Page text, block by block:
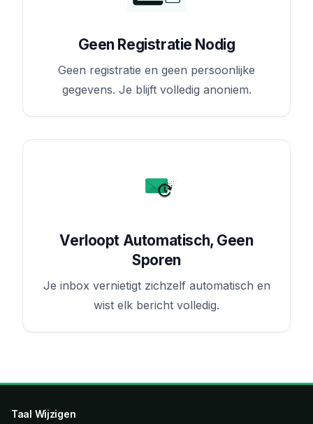
Geen Registratie Nodig
Geen registratie en geen persoonlijke
gegevens. Je blijft volledig anoniem.
Verloopt Automatisch, Geen
Sporen
Je inbox vernietigt zichzelf automatisch en
wist elk bericht volledig.
Taal Wijzigen